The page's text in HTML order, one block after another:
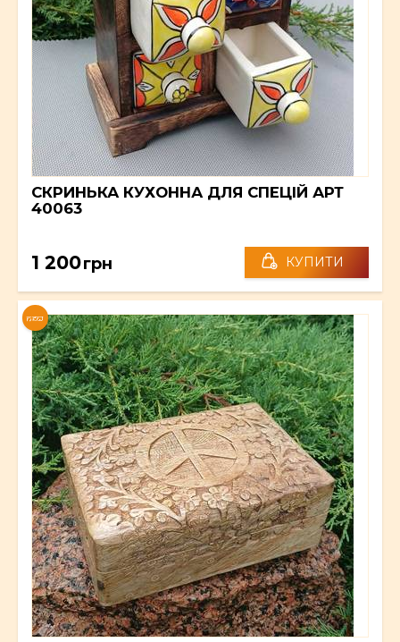
СКРИНЬКА КУХОННА ДЛЯ СПЕЦІЙ АРТ
40063
1 200грн КУПИТИ
NEW